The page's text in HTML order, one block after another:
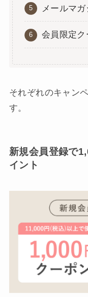
メールマ
会員限定ク
それぞれのキャン
す。
新規会員登録で
イント